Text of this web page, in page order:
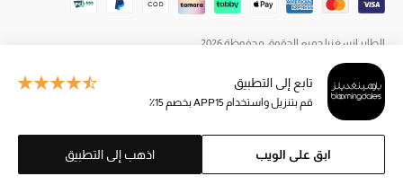
الصحة والعافية
مجموعة الجمال
تابع إلى التطبيق
قم بتنزيل واستخدام APP15 بخصم 15٪
ابق على الويب اذهب إلى التطبيق
الطاير إنسغنيا جميع الحقوق محفوظة 2026